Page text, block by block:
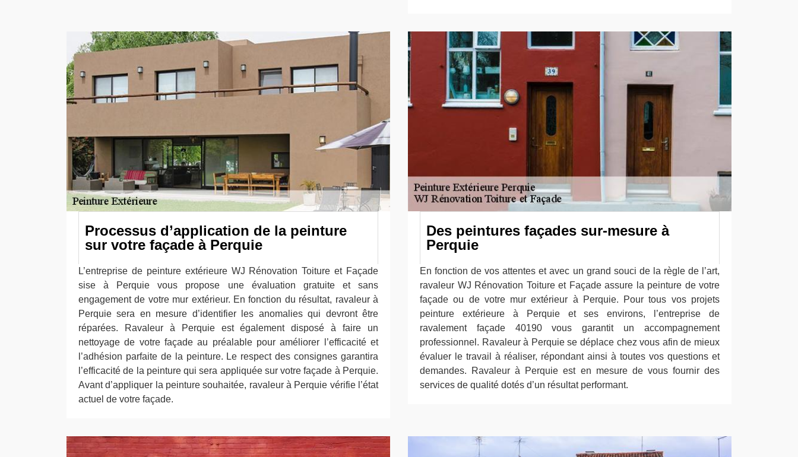
Processus d’application de la peinture
sur votre façade à Perquie
L’entreprise de peinture extérieure WJ Rénovation Toiture et Façade
sise à Perquie vous propose une évaluation gratuite et sans
engagement de votre mur extérieur. En fonction du résultat, ravaleur à
Perquie sera en mesure d’identifier les anomalies qui devront être
réparées. Ravaleur à Perquie est également disposé à faire un
nettoyage de votre façade au préalable pour améliorer l’efficacité et
l’adhésion parfaite de la peinture. Le respect des consignes garantira
l’efficacité de la peinture qui sera appliquée sur votre façade à Perquie.
Avant d’appliquer la peinture souhaitée, ravaleur à Perquie vérifie l’état
actuel de votre façade.
Des peintures façades sur-mesure à
Perquie
En fonction de vos attentes et avec un grand souci de la règle de l’art,
ravaleur WJ Rénovation Toiture et Façade assure la peinture de votre
façade ou de votre mur extérieur à Perquie. Pour tous vos projets
peinture extérieure à Perquie et ses environs, l’entreprise de
ravalement façade 40190 vous garantit un accompagnement
professionnel. Ravaleur à Perquie se déplace chez vous afin de mieux
évaluer le travail à réaliser, répondant ainsi à toutes vos questions et
demandes. Ravaleur à Perquie est en mesure de vous fournir des
services de qualité dotés d’un résultat performant.